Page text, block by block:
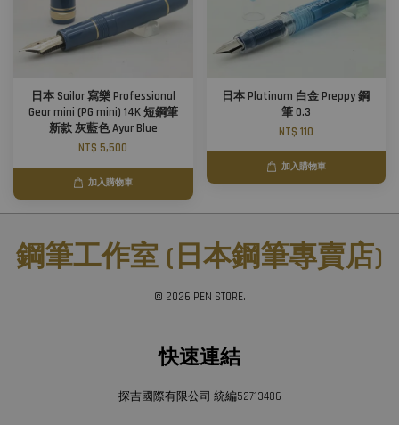
日本 Sailor 寫樂 Professional
Gear mini (PG mini) 14K 短鋼筆
新款 灰藍色 Ayur Blue
NT$ 5,500
加入購物車
日本 Platinum 白金 Preppy 鋼
筆 0.3
NT$ 110
加入購物車
鋼筆工作室 (日本鋼筆專賣店)
© 2026 PEN STORE.
快速連結
探吉國際有限公司 統編52713486